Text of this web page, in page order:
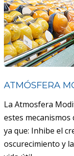
ATMÓSFERA
La Atmosfera
estes
ya que: Inhibe el
oscurecimiento y